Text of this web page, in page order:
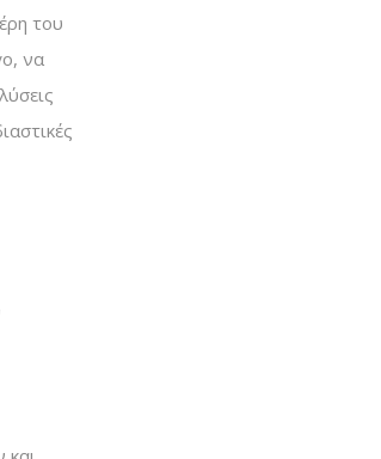
του
να